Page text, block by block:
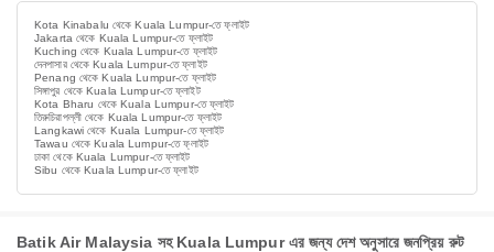
Kota Kinabalu থেকে Kuala Lumpur-তে ফ্লাইট
Jakarta থেকে Kuala Lumpur-তে ফ্লাইট
Kuching থেকে Kuala Lumpur-তে ফ্লাইট
দেনপাসার থেকে Kuala Lumpur-তে ফ্লাইট
Penang থেকে Kuala Lumpur-তে ফ্লাইট
সিঙ্গাপুর থেকে Kuala Lumpur-তে ফ্লাইট
Kota Bharu থেকে Kuala Lumpur-তে ফ্লাইট
তিরুচিরাপল্লী থেকে Kuala Lumpur-তে ফ্লাইট
Langkawi থেকে Kuala Lumpur-তে ফ্লাইট
Tawau থেকে Kuala Lumpur-তে ফ্লাইট
ঢাকা থেকে Kuala Lumpur-তে ফ্লাইট
Sibu থেকে Kuala Lumpur-তে ফ্লাইট
Batik Air Malaysia সহ Kuala Lumpur এর জন্য দেশ অনুসারে জনপ্রিয় রুট